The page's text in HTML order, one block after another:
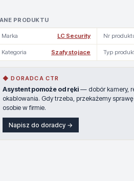
PRODUKTU
Marka LC Security Nr
Kategoria Szafy stojace Typ
◆ DORADCA CTR
Asystent pomoże od ręki — dobór kamery,
okablowania. Gdy trzeba, przekażemy
osobie w firmie.
Napisz do doradcy →